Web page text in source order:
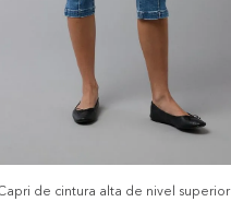
de cintura alta de nivel superior